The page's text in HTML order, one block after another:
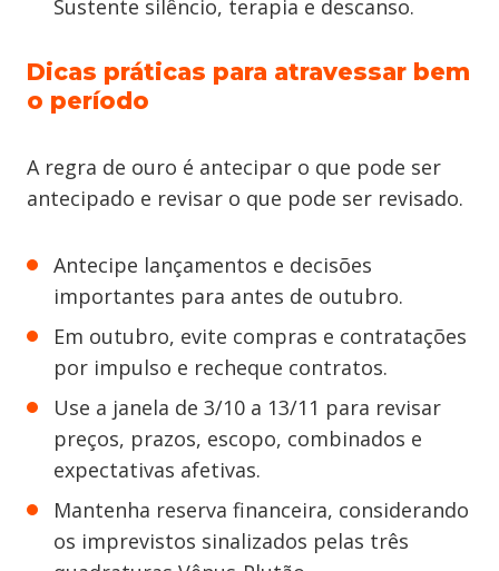
Sustente silêncio, terapia e descanso.
Dicas práticas para atravessar bem
o período
A regra de ouro é antecipar o que pode ser
antecipado e revisar o que pode ser revisado.
Antecipe lançamentos e decisões
importantes para antes de outubro.
Em outubro, evite compras e contratações
por impulso e recheque contratos.
Use a janela de 3/10 a 13/11 para revisar
preços, prazos, escopo, combinados e
expectativas afetivas.
Mantenha reserva financeira, considerando
os imprevistos sinalizados pelas três